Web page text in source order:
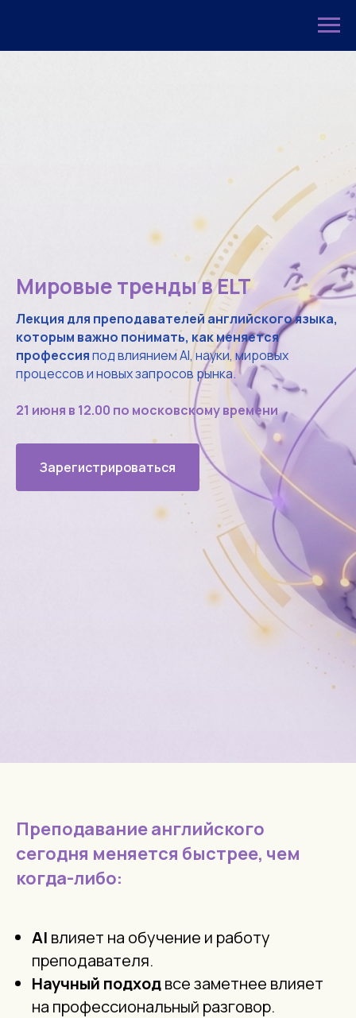
Мировые тренды в ELT
Лекция для преподавателей английского языка,
которым важно понимать, как меняется
профессияпод влиянием AI, науки, мировых
процессов и новых запросов рынка.
21 июня в 12.00 по московскому времени
Зарегистрироваться
Преподавание английского
сегодня меняется быстрее, чем
когда-либо:
AI влияет на обучение и работу
преподавателя.
Научный подходвсе заметнее влияет
на профессиональный разговор.